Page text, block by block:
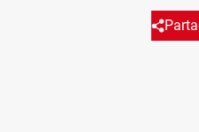
una partición de
ambos métodos.